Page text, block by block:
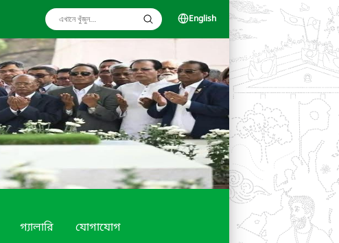
English
গ্যালারি যোগাযোগ